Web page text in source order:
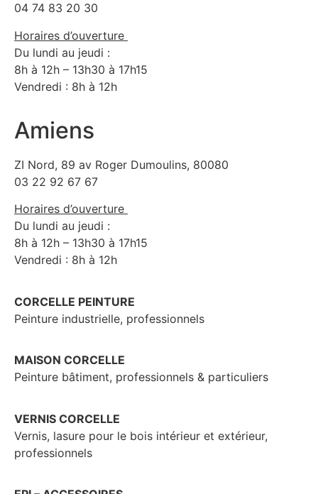
04 74 83 20 30
Horaires d’ouverture
Du lundi au jeudi :
8h à 12h – 13h30 à 17h15
Vendredi : 8h à 12h
Amiens
ZI Nord, 89 av Roger Dumoulins, 80080
03 22 92 67 67
Horaires d’ouverture
Du lundi au jeudi :
8h à 12h – 13h30 à 17h15
Vendredi : 8h à 12h
CORCELLE PEINTURE
Peinture industrielle, professionnels
MAISON CORCELLE
Peinture bâtiment, professionnels & particuliers
VERNIS CORCELLE
Vernis, lasure pour le bois intérieur et extérieur,
professionnels